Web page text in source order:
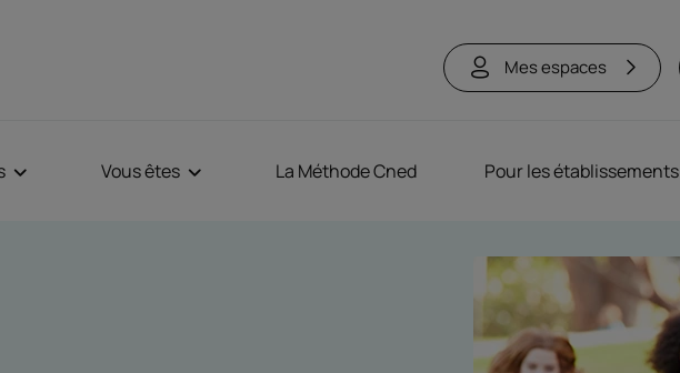
Mes espaces
Vous êtes La Méthode Cned Pour les établissements